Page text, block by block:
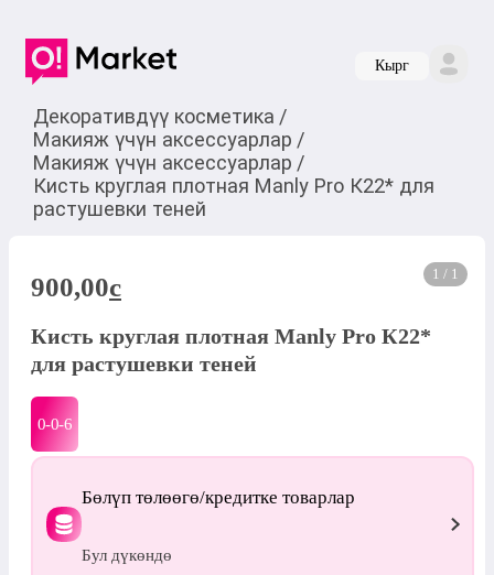
Кырг
Декоративдүү косметика /
Макияж үчүн аксессуарлар /
Макияж үчүн аксессуарлар /
Кисть круглая плотная Manly Pro К22* для
растушевки теней
1 / 1
900,00c
Кисть круглая плотная Manly Pro К22*
для растушевки теней
0-0-6
Бөлүп төлөөгө/кредитке товарлар
Бул дүкөндө